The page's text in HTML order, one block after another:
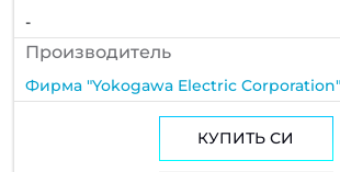
-
Производитель
Фирма "Yokogawa Electric
КУПИТЬ СИ